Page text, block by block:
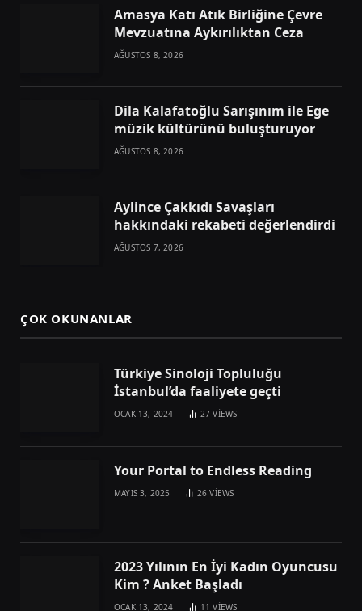
Amasya Katı Atık Birliğine Çevre
Mevzuatına Aykırılıktan Ceza
AĞUSTOS 8, 2026
Dila Kalafatoğlu Sarışınım ile Ege
müzik kültürünü buluşturuyor
AĞUSTOS 8, 2026
Aylince Çakkıdı Savaşları
hakkındaki rekabeti değerlendirdi
AĞUSTOS 7, 2026
ÇOK OKUNANLAR
Türkiye Sinoloji Topluluğu
İstanbul’da faaliyete geçti
OCAK 13, 2024 27VIEWS
Your Portal to Endless Reading
MAYIS 3, 2025 26VIEWS
2023 Yılının En İyi Kadın Oyuncusu
Kim ? Anket Başladı
OCAK 13, 2024 11VIEWS